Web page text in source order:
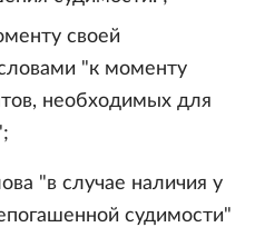
своей
"к моменту
необходимых для
"в случае наличия у
судимости"